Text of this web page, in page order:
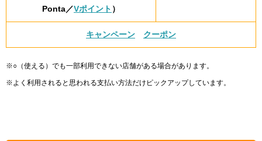
Ponta／Vポイント ）
キャンペーン クーポン
※○（使える）でも一部利用できない店舗がある場合があります。
※よく利用されると思われる支払い方法だけピックアップしています。